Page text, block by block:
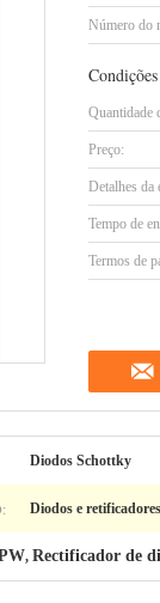
Número do
Quantidade
Preço:
Detalhes da
Tempo de
Termos de
Diodos Schottky
Diodos e
, Rectificador de